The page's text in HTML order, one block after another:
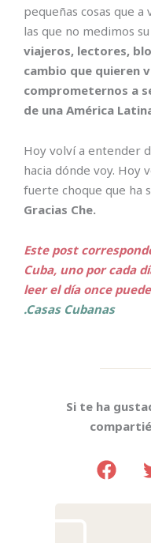
pequeñas cosas que
las que no medimos
viajeros, lectores,
cambio que quieren
comprometernos a
de una América
Hoy volví a entender
hacia dónde voy. Hoy
fuerte choque que ha
Gracias Che.
Este post
Cuba, uno por cada
leer el día once
.Casas Cubanas
Si te ha